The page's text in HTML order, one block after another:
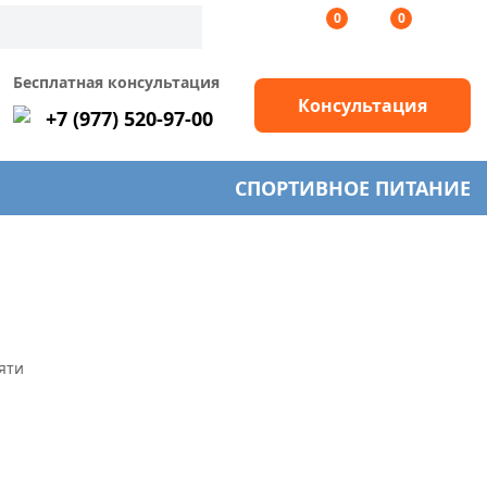
0 0
Бесплатная консультация
+7 (977) 520-97-00 Консультация
СПОРТИВНОЕ ПИТАНИЕ